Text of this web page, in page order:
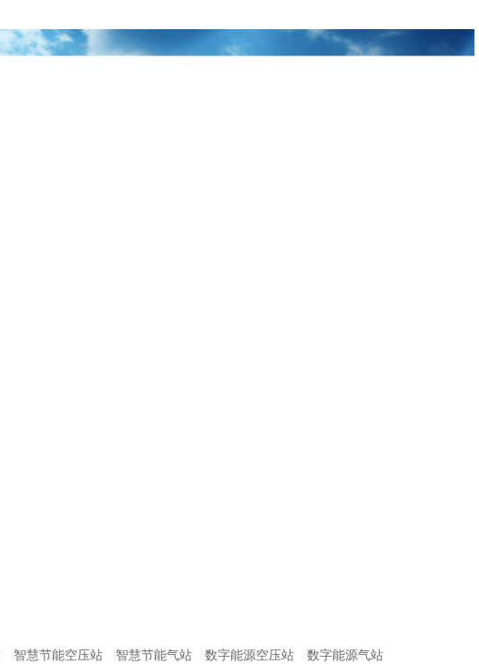
智慧节能空压站 智慧节能气站 数字能源空压站
数字能源气站